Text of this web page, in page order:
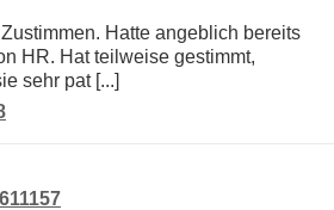
HR. Hat teilweise gestimmt,
sehr pat [...]